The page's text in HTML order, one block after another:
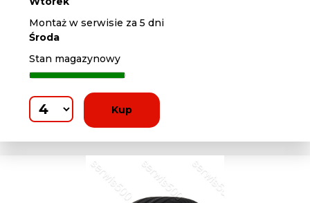
Montaż w serwisie za 5 dni
Środa
Stan magazynowy
Kup